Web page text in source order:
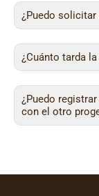
¿Puedo
¿Cuánto tarda
¿Puedo
con el otro